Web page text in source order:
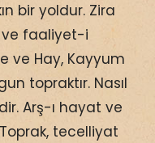
bir yoldur. Zira
faaliyet-i
ve Hay, Kayyum
topraktır. Nasıl
Arş-ı hayat ve
tecelliyat